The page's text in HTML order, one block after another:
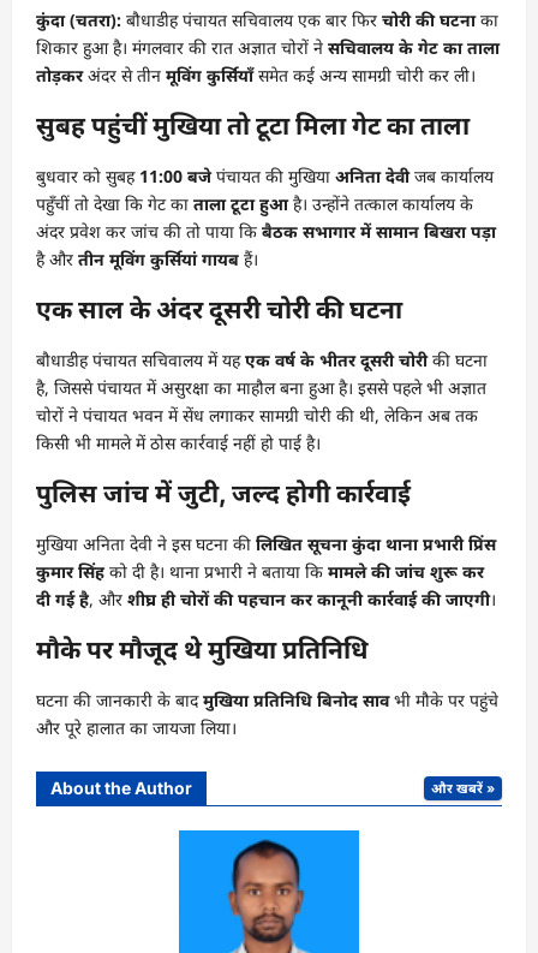
कुंदा (चतरा): बौधाडीह पंचायत सचिवालय एक बार फिर चोरी की घटनाका
शिकार हुआ है। मंगलवार की रात अज्ञात चोरों ने सचिवालय के गेट का ताला
तोड़करअंदर से तीन मूविंग कुर्सियाँसमेत कई अन्य सामग्री चोरी कर ली।
सुबह पहुंचीं मुखिया तो टूटा मिला गेट का ताला
बुधवार को सुबह 11:00 बजेपंचायत की मुखिया अनिता देवीजब कार्यालय
पहुँचीं तो देखा कि गेट का ताला टूटा हुआहै। उन्होंने तत्काल कार्यालय के
अंदर प्रवेश कर जांच की तो पाया कि बैठक सभागार में सामान बिखरा पड़ा
है और तीन मूविंग कुर्सियां गायब हैं।
एक साल के अंदर दूसरी चोरी की घटना
बौधाडीह पंचायत सचिवालय में यहएक वर्ष के भीतर दूसरी चोरीकी घटना
है, जिससे पंचायत में असुरक्षा का माहौल बना हुआ है। इससे पहले भी अज्ञात
चोरों ने पंचायत भवन में सेंध लगाकर सामग्री चोरी की थी, लेकिन अब तक
किसी भी मामले में ठोस कार्रवाई नहीं हो पाई है।
पुलिस जांच में जुटी, जल्द होगी कार्रवाई
मुखिया अनिता देवी ने इस घटना की लिखित सूचना कुंदा थाना प्रभारी प्रिंस
कुमार सिंहको दी है। थाना प्रभारी ने बताया कि मामले की जांच शुरू कर
दी गई है, और शीघ्र ही चोरों की पहचान कर कानूनी कार्रवाई की जाएगी।
मौके पर मौजूद थे मुखिया प्रतिनिधि
घटना की जानकारी के बादमुखिया प्रतिनिधि बिनोद सावभी मौके पर पहुंचे
और पूरे हालात का जायजा लिया।
About the Author और खबरें »